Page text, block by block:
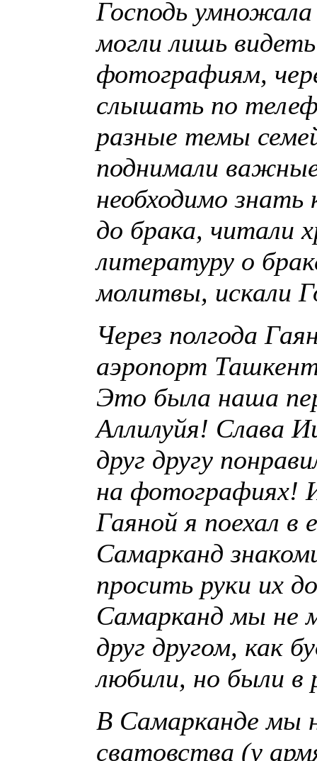
Господь
могли лишь
фотографиям,
слышать по
разные темы
поднимали
необходимо
до брака, читали
литературу о
молитвы, искали
Через полгода
аэропорт
Это была наша
Аллилуйя! Слава
друг другу
на фотографиях!
Гаяной я поехал в
Самарканд
просить руки их
Самарканд мы не
друг другом, как
любили, но были в
В Самарканде мы
сватовства (у